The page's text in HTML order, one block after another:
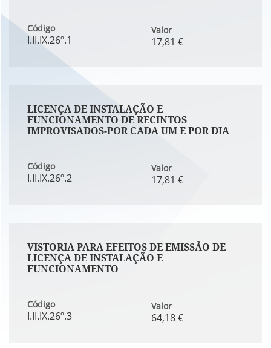
Código
I.II.IX.26º.1
Valor
17,81 €
Código
I.II.IX.26º.2
LICENÇA DE INSTALAÇÃO E
FUNCIONAMENTO DE RECINTOS
IMPROVISADOS-POR CADA UM E POR DIA
Valor
17,81 €
Código
I.II.IX.26º.3
VISTORIA PARA EFEITOS DE EMISSÃO DE
LICENÇA DE INSTALAÇÃO E
FUNCIONAMENTO
Valor
64,18 €